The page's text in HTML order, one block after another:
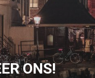
waardoor het bereik veel
ONS!